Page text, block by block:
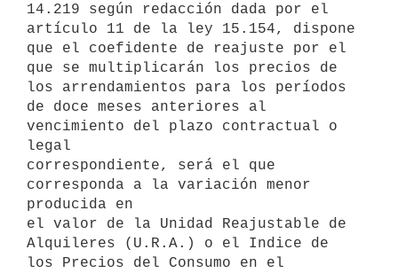
14.219 según redacción dada por el
artículo 11 de la ley 15.154, dispone
que el coefidente de reajuste por el
que se multiplicarán los precios de
los arrendamientos para los períodos
de doce meses anteriores al
vencimiento del plazo contractual o
legal
correspondiente, será el que
corresponda a la variación menor
producida en
el valor de la Unidad Reajustable de
Alquileres (U.R.A.) o el Indice de
los Precios del Consumo en el